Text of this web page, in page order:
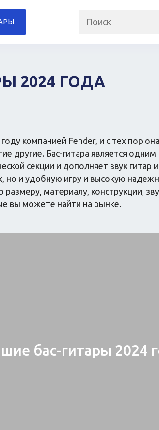
и гигиена
Аксессуары
Косметика
Одежда
2024 ГОДА
компанией Fender, и с тех пор
другие. Бас-гитара является
секции и дополняет звук
но и удобную игру и высокую
размеру, материалу, конструкции,
вы можете найти на рынке.
бас-гитары 2024